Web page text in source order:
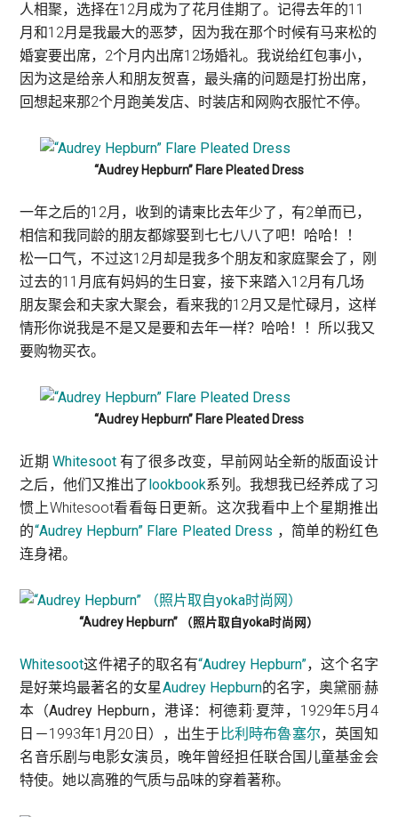
人相聚，选择在12月成为了花月佳期了。记得去年的11
月和12月是我最大的恶梦，因为我在那个时候有马来松的
婚宴要出席，2个月内出席12场婚礼。我说给红包事小，
因为这是给亲人和朋友贺喜，最头痛的问题是打扮出席，
回想起来那2个月跑美发店、时装店和网购衣服忙不停。
“Audrey Hepburn” Flare Pleated Dress
一年之后的12月，收到的请柬比去年少了，有2单而已，
相信和我同龄的朋友都嫁娶到七七八八了吧！哈哈！！
松一口气，不过这12月却是我多个朋友和家庭聚会了，刚
过去的11月底有妈妈的生日宴，接下来踏入12月有几场
朋友聚会和夫家大聚会，看来我的12月又是忙碌月，这样
情形你说我是不是又是要和去年一样？哈哈！！所以我又
要购物买衣。
“Audrey Hepburn” Flare Pleated Dress
近期 Whitesoot有了很多改变，早前网站全新的版面设计
之后，他们又推出了lookbook系列。我想我已经养成了习
惯上Whitesoot看看每日更新。这次我看中上个星期推出
的“Audrey Hepburn” Flare Pleated Dress ，简单的粉红色
连身裙。
“Audrey Hepburn” （照片取自yoka时尚网）
Whitesoot这件裙子的取名有“Audrey Hepburn”，这个名字
是好莱坞最著名的女星Audrey Hepburn的名字， 奥黛丽·赫
本 （Audrey Hepburn，港译： 柯德莉·夏萍，1929年5月4
日－1993年1月20日），出生于 比利時布魯塞尔，英国知
名音乐剧与电影女演员，晚年曾经担任联合国儿童基金会
特使。她以高雅的气质与品味的穿着著称。